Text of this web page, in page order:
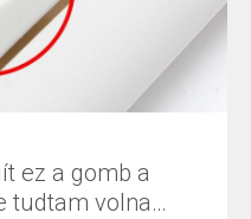
ez a gomb a
tudtam volna…